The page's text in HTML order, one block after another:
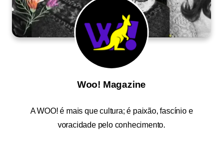
Woo! Magazine
AWOO! é mais que cultura; é paixão, fascínio e
voracidade pelo conhecimento.